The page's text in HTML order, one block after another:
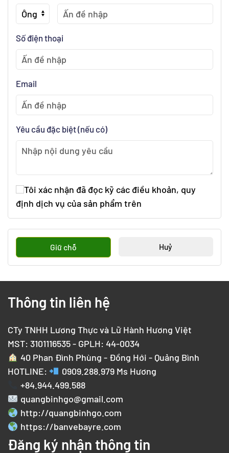
Số điện thoại
Email
Yêu cầu đặc biệt (nếu có)
Tôi xác nhận đã đọc kỹ các điều khoản, quy
định dịch vụ của sản phẩm trên
Giữ chỗ Huỷ
Thông tin liên hệ
CTy TNHH Lương Thực và Lữ Hành Hương Việt
MST: 3101116535 - GPLH: 44-0034
40 Phan Đình Phùng - Đồng Hới - Quảng Bình
HOTLINE:
0909.288.979Ms Hương
+84.944.499.588
quangbinhgo@gmail.com
http://quangbinhgo.com
https://banvebayre.com
Đăng ký nhận thông tin